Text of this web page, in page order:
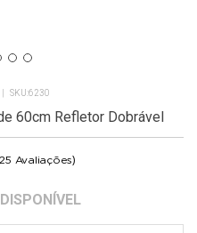
6230
60cm Refletor Dobrável
25 Avaliações)